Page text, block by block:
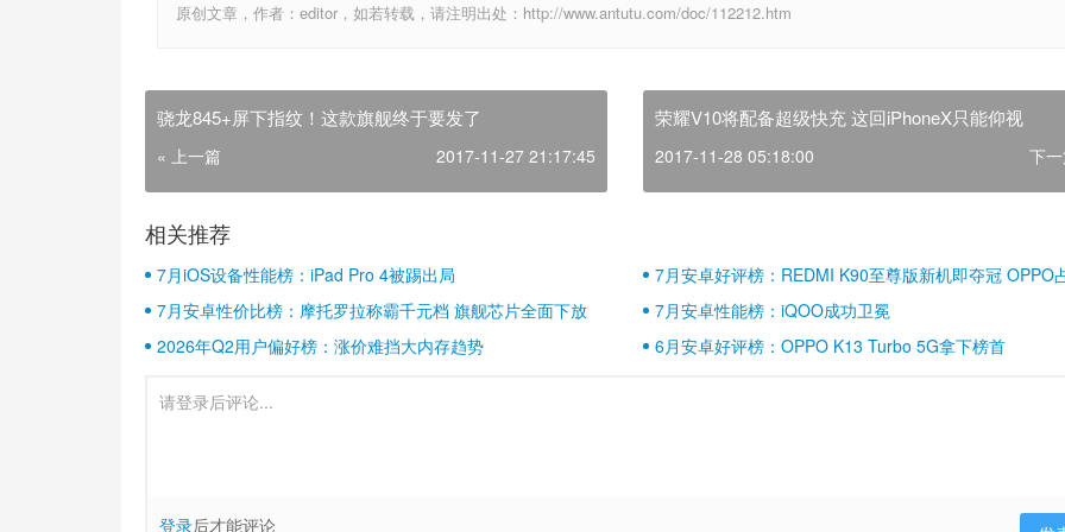
原创文章，作者：editor，如若转载，请注明出处：http://www.antutu.com/doc/112212.htm
骁龙845+屏下指纹！这款旗舰终于要发了
« 上一篇 2017-11-27 21:17:45
荣耀V10将配备超级快充 这回iPhoneX只能仰视
2017-11-28 05:18:00 下
相关推荐
7月iOS设备性能榜：iPad Pro 4被踢出局
7月安卓好评榜：REDMI K90至尊版新机即夺冠 OPPO
壁江山
7月安卓性价比榜：摩托罗拉称霸千元档 旗舰芯片全面下放
7月安卓性能榜：iQOO成功卫冕
2026年Q2用户偏好榜：涨价难挡大内存趋势
6月安卓好评榜：OPPO K13 Turbo 5G拿下榜首
登录后才能评论